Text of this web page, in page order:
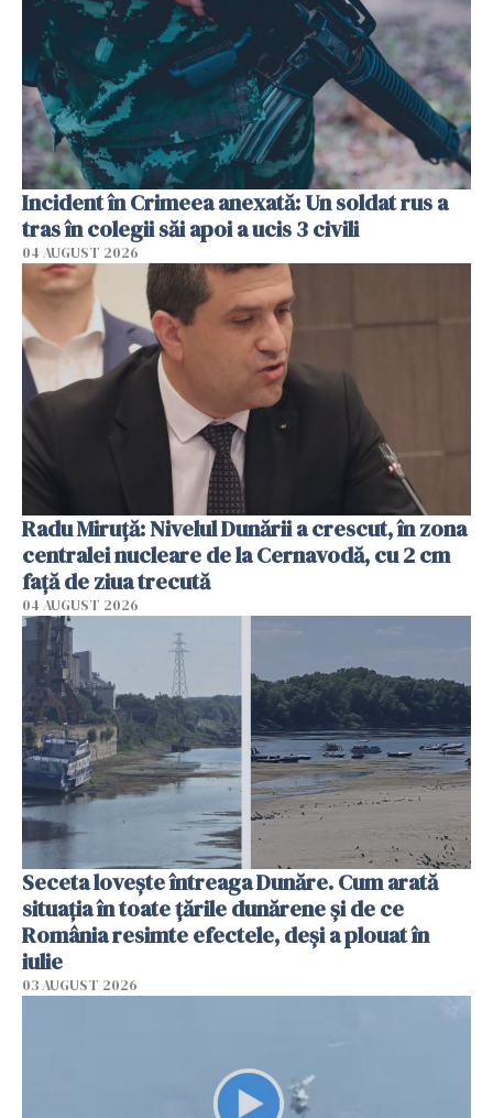
Incident în Crimeea anexată: Un soldat rus a
tras în colegii săi apoi a ucis 3 civili
04 AUGUST 2026
Radu Miruţă: Nivelul Dunării a crescut, în zona
centralei nucleare de la Cernavodă, cu 2 cm
faţă de ziua trecută
04 AUGUST 2026
Seceta lovește întreaga Dunăre. Cum arată
situația în toate țările dunărene și de ce
România resimte efectele, deși a plouat în
iulie
03 AUGUST 2026